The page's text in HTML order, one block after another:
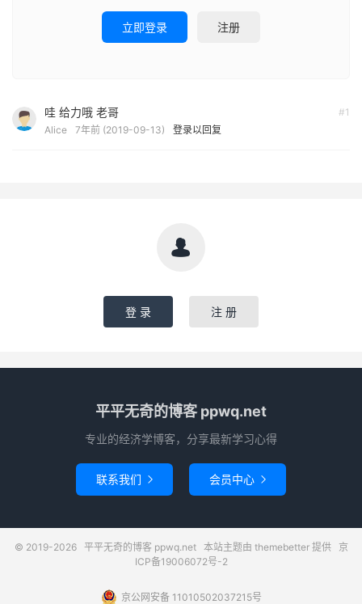
立即登录 注册
#1
哇 给力哦 老哥
Alice 7年前 (2019-09-13) 登录以回复

登 录 注 册
平平无奇的博客 ppwq.net
专业的经济学博客，分享最新学习心得
联系我们  会员中心 
© 2019-2026 平平无奇的博客 ppwq.net本站主题由 themebetter提供 京
ICP备19006072号-2
京公网安备 11010502037215号